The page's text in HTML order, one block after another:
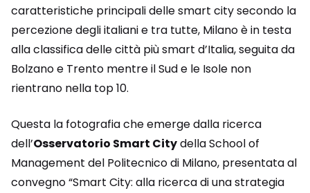
caratteristiche principali delle smart city secondo la
percezione degli italiani e tra tutte, Milano è in testa
alla classifica delle città più smart d’Italia, seguita da
Bolzano e Trento mentre il Sud e le Isole non
rientrano nella top 10.
Questa la fotografia che emerge dalla ricerca
dell’Osservatorio Smart Citydella School of
Management del Politecnico di Milano, presentata al
convegno “Smart City: alla ricerca di una strategia